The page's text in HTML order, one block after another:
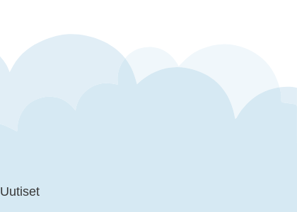
Uutiset